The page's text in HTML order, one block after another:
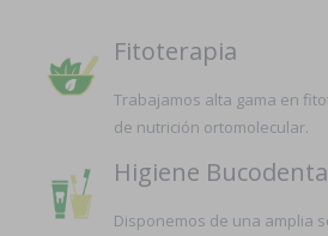
Fitoterapia
Trabajamos alta gama en
de nutrición ortomolecular.
Higiene
Disponemos de una amplia